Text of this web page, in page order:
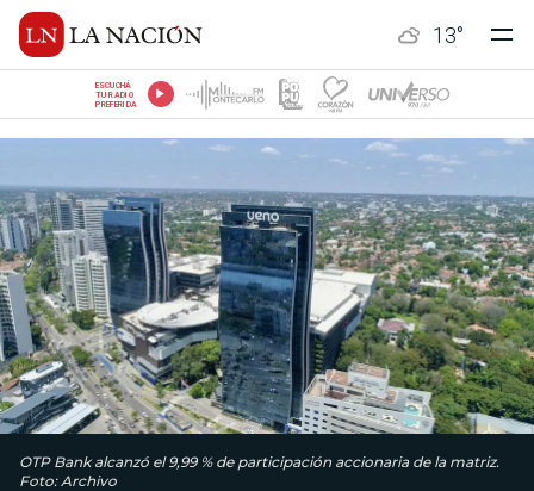
13°
ESCUCHÁ
TU RADIO
PREFERIDA
OTP Bank alcanzó el 9,99 % de participación accionaria de la matriz.
Foto: Archivo